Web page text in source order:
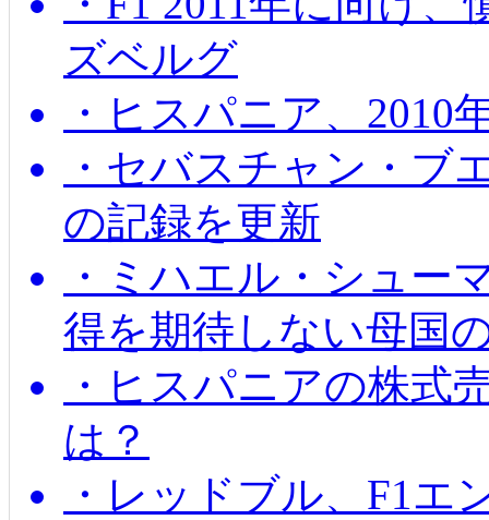
ズベルグ
・ヒスパニア、2010
・セバスチャン・ブ
の記録を更新
・ミハエル・シュー
得を期待しない母国
・ヒスパニアの株式
は？
・レッドブル、F1エ